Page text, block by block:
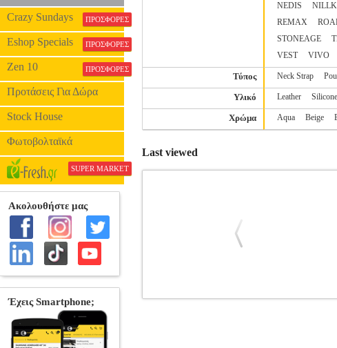
Crazy Sundays ΠΡΟΣΦΟΡΕΣ
Eshop Specials ΠΡΟΣΦΟΡΕΣ
Zen 10 ΠΡΟΣΦΟΡΕΣ
Προτάσεις Για Δώρα
Stock House
Φωτοβολταϊκά
SUPER MARKET
NEDIS
REMAX
STONEAGE
VEST
VIVO
Τύπος Neck Strap
Υλικό Leather Silicone
Χρώμα Aqua Beige
Last viewed